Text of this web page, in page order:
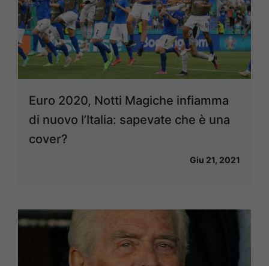
Euro 2020, Notti Magiche infiamma
di nuovo l’Italia: sapevate che è una
cover?
Giu 21, 2021